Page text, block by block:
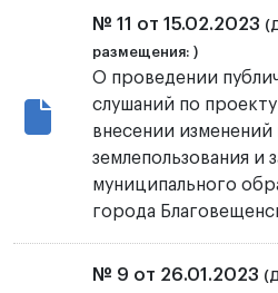
№ 11 от 15.02.2023
размещения: )
О проведении
слушаний по
внесении изменений
землепользования и
муниципального
города
№ 9 от 26.01.2023